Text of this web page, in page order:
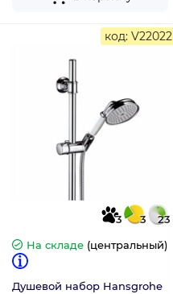
код: V22022
3 3
23
На складе (центральный)
Душевой набор Hansgrohe